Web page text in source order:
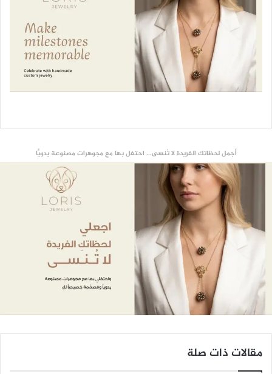
أجمل لحظاتك الفريدة لا تُنسى... احتفل بها مع مجوهرات مصنوعة يدويًّا
مقالات ذات صلة